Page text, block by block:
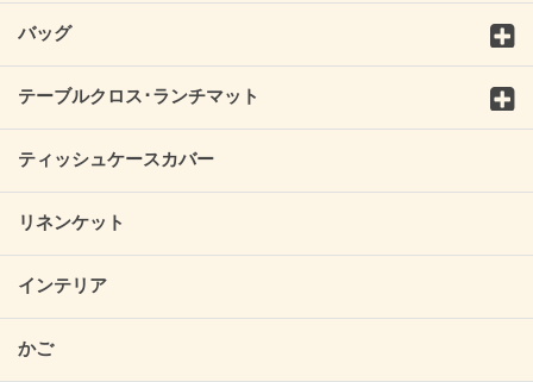
バッグ
テーブルクロス･ランチマット
ティッシュケースカバー
リネンケット
インテリア
かご